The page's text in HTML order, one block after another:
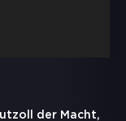
der Macht,